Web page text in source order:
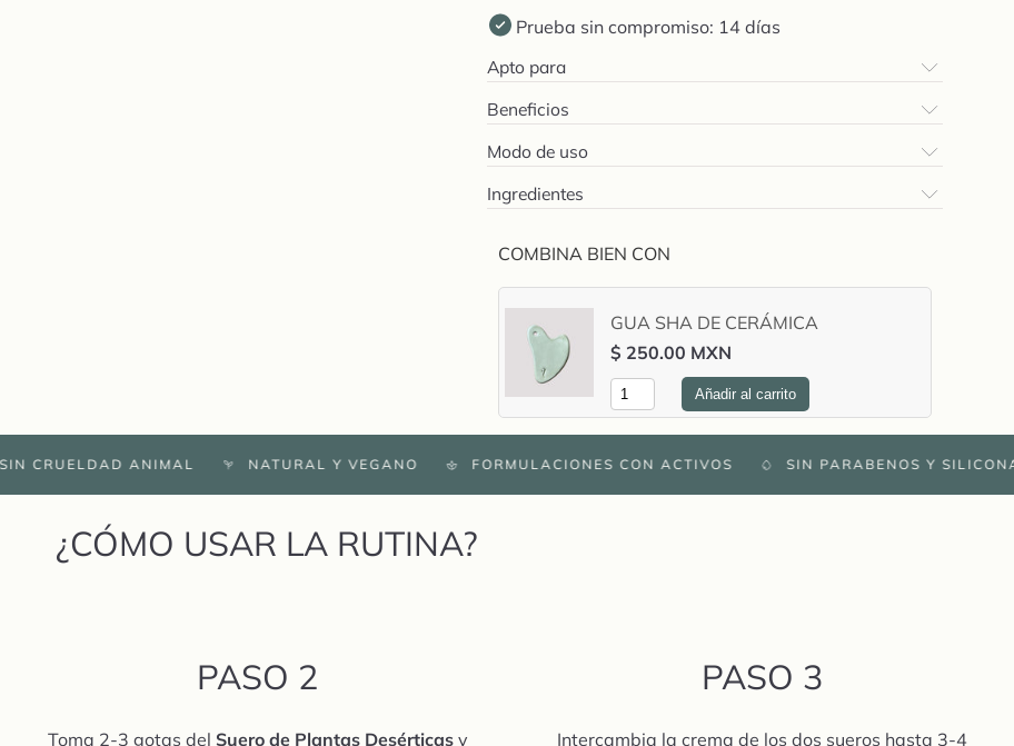
Prueba sin compromiso: 14 días
Apto para
Beneficios
Modo de uso
Ingredientes
COMBINA BIEN CON
GUA SHA DE CERÁMICA
$ 250.00 MXN
Añadir al carrito
ANIMAL NATURAL Y VEGANO FORMULACIONES CON ACTIVOS SIN PARABENOS Y SILICONAS
¿CÓMO USAR LA RUTINA?
PASO 2
Toma 2-3 gotas del Suero de Plantas Desérticas y
PASO 3
Intercambia la crema de los dos sueros hasta 3-4